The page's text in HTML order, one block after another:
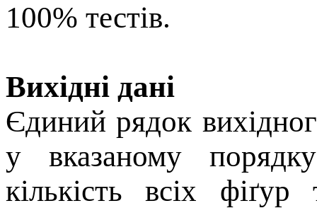
100% тестів.
Вихідні дані
Єдиний рядок
у вказаному
кiлькiсть всiх фiґур